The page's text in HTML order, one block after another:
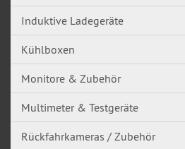
Induktive Ladegeräte
Kühlboxen
Monitore & Zubehör
Multimeter & Testgeräte
Rückfahrkameras / Zubehör